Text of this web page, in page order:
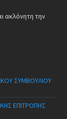
ακλόνητη την
ΣΥΜΒΟΥΛΙΟΥ
ΕΠΙΤΡΟΠΗΣ